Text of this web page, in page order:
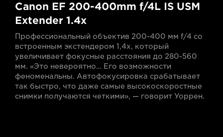
Canon EF 200-400mm f/4L IS USM
Extender 1.4x
Профессиональный объектив 200-400 мм f/4 со
встроенным экстендером 1,4x, который
увеличивает фокусные расстояния до 280-560
мм. «Это невероятно… Его возможности
феноменальны. Автофокусировка срабатывает
так быстро, что даже самые высокоскоростные
снимки получаются четкими», — говорит Уоррен.